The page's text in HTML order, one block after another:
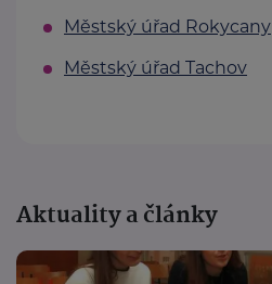
Městský úřad Rokycany
Městský úřad Tachov
Aktuality a články